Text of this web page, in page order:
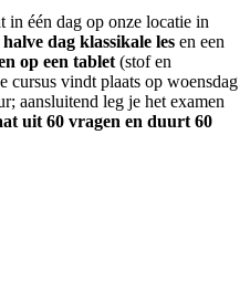
één dag op onze locatie in
halve dag klassikale les en een
op een tablet (stof en
cursus vindt plaats op woensdag
aansluitend leg je het examen
uit 60 vragen en duurt 60